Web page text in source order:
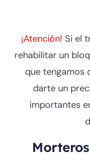
¡Atención! Si el
rehabilitar un
que tengamos
darte un
importantes